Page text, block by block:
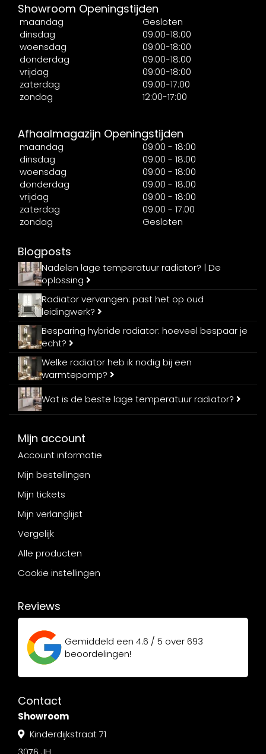
Showroom Openingstijden
maandag
Gesloten
dinsdag
09:00-18:00
woensdag
09:00-18:00
donderdag
09:00-18:00
vrijdag
09:00-18:00
zaterdag
09:00-17:00
zondag
12:00-17:00
Afhaalmagazijn Openingstijden
maandag
09:00 - 18:00
dinsdag
09:00 - 18:00
woensdag
09:00 - 18:00
donderdag
09:00 - 18:00
vrijdag
09:00 - 18:00
zaterdag
09:00 - 17:00
zondag
Gesloten
Blogposts
Nadelen lage temperatuur radiator? | De
oplossing
Radiator vervangen: past het op oud
leidingwerk?
Besparing hybride radiator: hoeveel bespaar je
echt?
Welke radiator heb ik nodig bij een
warmtepomp?
Wat is de beste lage temperatuur radiator?
Mijn account
Account informatie
Mijn bestellingen
Mijn tickets
Mijn verlanglijst
Vergelijk
Alle producten
Cookie instellingen
Reviews
Gemiddeld een 4.6 / 5 over693
beoordelingen!
Contact
Showroom
Kinderdijkstraat 71